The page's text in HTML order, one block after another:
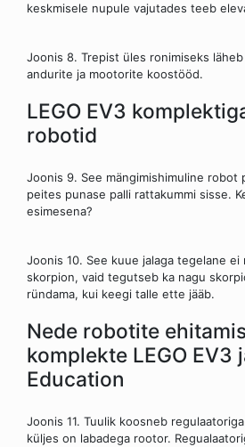
keskmisele nupule vajutades teeb
Joonis 8. Trepist üles ronimiseks
andurite ja mootorite koostööd.
LEGO EV3
robotid
Joonis 9. See mängimishimuline robot
peites punase palli rattakummi sisse.
esimesena?
Joonis 10. See kuue jalaga tegelane ei
skorpion, vaid tegutseb ka nagu
ründama, kui keegi talle ette jääb.
Nede robotite
komplekte LEGO EV3
Education
Joonis 11. Tuulik koosneb
küljes on labadega rootor.